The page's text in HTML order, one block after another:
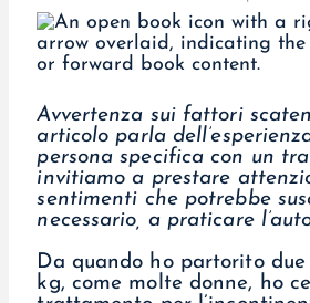
Avvertenza sui fattori
articolo parla
persona specifica con un
invitiamo a prestare
sentimenti che potrebbe
necessario, a praticare
Da quando ho partorito
kg, come molte donne, ho